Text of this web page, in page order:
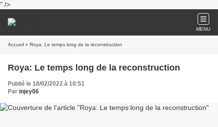
" />
MENU
Accueil » Roya: Le temps long de la reconstruction
Roya: Le temps long de la reconstruction
Publié le 18/02/2022 à 10:51
Par injey06